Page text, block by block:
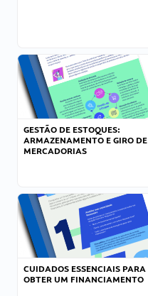
GESTÃO DE ESTOQUES:
ARMAZENAMENTO E GIRO DE
MERCADORIAS
CUIDADOS ESSENCIAIS PARA
OBTER UM FINANCIAMENTO